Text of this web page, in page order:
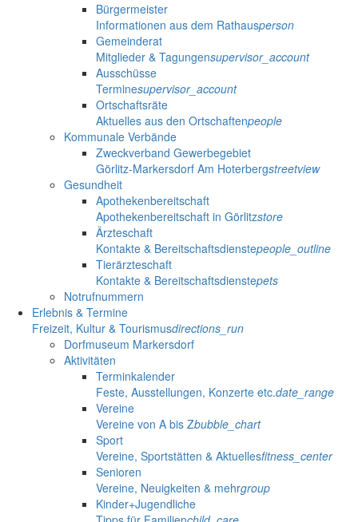
Bürgermeister
Informationen aus dem Rathausperson
Gemeinderat
Mitglieder & Tagungensupervisor_account
Ausschüsse
Terminesupervisor_account
Ortschaftsräte
Aktuelles aus den Ortschaftenpeople
Kommunale Verbände
Zweckverband Gewerbegebiet
Görlitz-Markersdorf Am Hoterbergstreetview
Gesundheit
Apothekenbereitschaft
Apothekenbereitschaft in Görlitzstore
Ärzteschaft
Kontakte & Bereitschaftsdienstepeople_outline
Tierärzteschaft
Kontakte & Bereitschaftsdienstepets
Notrufnummern
Erlebnis & Termine
Freizeit, Kultur & Tourismusdirections_run
Dorfmuseum Markersdorf
Aktivitäten
Terminkalender
Feste, Ausstellungen, Konzerte etc.date_range
Vereine
Vereine von A bis Zbubble_chart
Sport
Vereine, Sportstätten & Aktuellesfitness_center
Senioren
Vereine, Neuigkeiten & mehrgroup
Kinder+Jugendliche